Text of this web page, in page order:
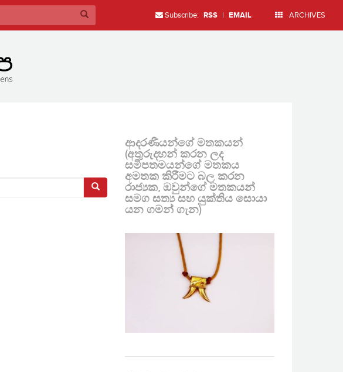
Subscribe: RSS | EMAIL ARCHIVES
ආදරණීයන්ගේ මතකයන්
(අතුරුදහන් කරන ලද
සමීපතමයන්ගේ මතකය
අමතක කිරීමට බල කරන
රාජ්‍යක, ඔවුන්ගේ මතකයන්
සමග සත්‍ය සහ යුක්තිය සොයා
යන ගමන් ගැන)